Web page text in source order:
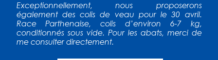
Exceptionnellement, nous proposerons
également des colis de veau pour le 30 avril.
Race Parthenaise, colis d’environ 6-7 kg,
conditionnés sous vide. Pour les abats, merci de
me consulter directement.